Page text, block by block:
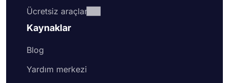
Ücretsiz araçlar
Kaynaklar
Blog
Yardım merkezi